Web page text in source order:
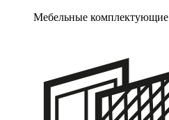
Мебельные комплектующие